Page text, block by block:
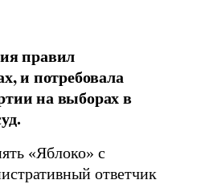
правил
и потребовала
на выборах в
«Яблоко» с
ответчик